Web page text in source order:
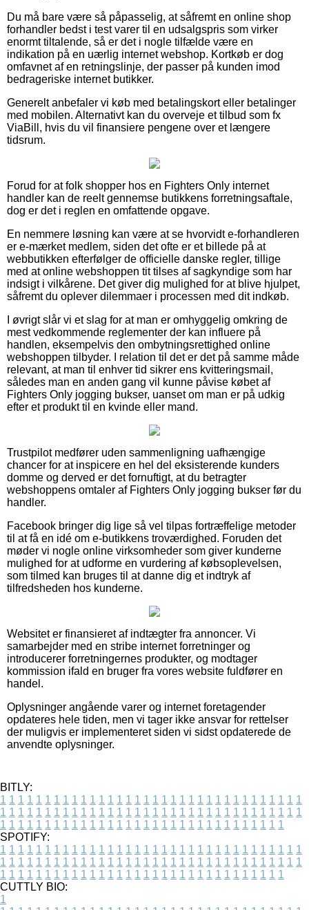
Du må bare være så påpasselig, at såfremt en online shop
forhandler bedst i test varer til en udsalgspris som virker
enormt tiltalende, så er det i nogle tilfælde være en
indikation på en uærlig internet webshop. Kortkøb er dog
omfavnet af en retningslinje, der passer på kunden imod
bedrageriske internet butikker.
Generelt anbefaler vi køb med betalingskort eller betalinger
med mobilen. Alternativt kan du overveje et tilbud som fx
ViaBill, hvis du vil finansiere pengene over et længere
tidsrum.
Forud for at folk shopper hos en Fighters Only internet
handler kan de reelt gennemse butikkens forretningsaftale,
dog er det i reglen en omfattende opgave.
En nemmere løsning kan være at se hvorvidt e-forhandleren
er e-mærket medlem, siden det ofte er et billede på at
webbutikken efterfølger de officielle danske regler, tillige
med at online webshoppen tit tilses af sagkyndige som har
indsigt i vilkårene. Det giver dig mulighed for at blive hjulpet,
såfremt du oplever dilemmaer i processen med dit indkøb.
I øvrigt slår vi et slag for at man er omhyggelig omkring de
mest vedkommende reglementer der kan influere på
handlen, eksempelvis den ombytningsrettighed online
webshoppen tilbyder. I relation til det er det på samme måde
relevant, at man til enhver tid sikrer ens kvitteringsmail,
således man en anden gang vil kunne påvise købet af
Fighters Only jogging bukser, uanset om man er på udkig
efter et produkt til en kvinde eller mand.
Trustpilot medfører uden sammenligning uafhængige
chancer for at inspicere en hel del eksisterende kunders
domme og derved er det fornuftigt, at du betragter
webshoppens omtaler af Fighters Only jogging bukser før du
handler.
Facebook bringer dig lige så vel tilpas fortræffelige metoder
til at få en idé om e-butikkens troværdighed. Foruden det
møder vi nogle online virksomheder som giver kunderne
mulighed for at udforme en vurdering af købsoplevelsen,
som tilmed kan bruges til at danne dig et indtryk af
tilfredsheden hos kunderne.
Websitet er finansieret af indtægter fra annoncer. Vi
samarbejder med en stribe internet forretninger og
introducerer forretningernes produkter, og modtager
kommission ifald en bruger fra vores website fuldfører en
handel.
Oplysninger angående varer og internet foretagender
opdateres hele tiden, men vi tager ikke ansvar for rettelser
der muligvis er implementeret siden vi sidst opdaterede de
anvendte oplysninger.
BITLY:
1 1 1 1 1 1 1 1 1 1 1 1 1 1 1 1 1 1 1 1 1 1 1 1 1 1 1 1 1 1 1 1 1 1
1 1 1 1 1 1 1 1 1 1 1 1 1 1 1 1 1 1 1 1 1 1 1 1 1 1 1 1 1 1 1 1 1 1
1 1 1 1 1 1 1 1 1 1 1 1 1 1 1 1 1 1 1 1 1 1 1 1 1 1 1 1 1 1 1 1
SPOTIFY:
1 1 1 1 1 1 1 1 1 1 1 1 1 1 1 1 1 1 1 1 1 1 1 1 1 1 1 1 1 1 1 1 1 1
1 1 1 1 1 1 1 1 1 1 1 1 1 1 1 1 1 1 1 1 1 1 1 1 1 1 1 1 1 1 1 1 1 1
1 1 1 1 1 1 1 1 1 1 1 1 1 1 1 1 1 1 1 1 1 1 1 1 1 1 1 1 1 1 1 1
CUTTLY BIO:
1